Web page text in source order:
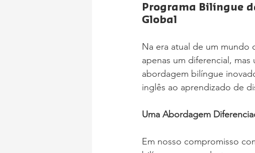
Programa Bilíngue
Global
Na era atual de um mundo
apenas um diferencial,
abordagem bilíngue
inglês ao aprendizado de
Uma Abordagem
Em nosso compromisso